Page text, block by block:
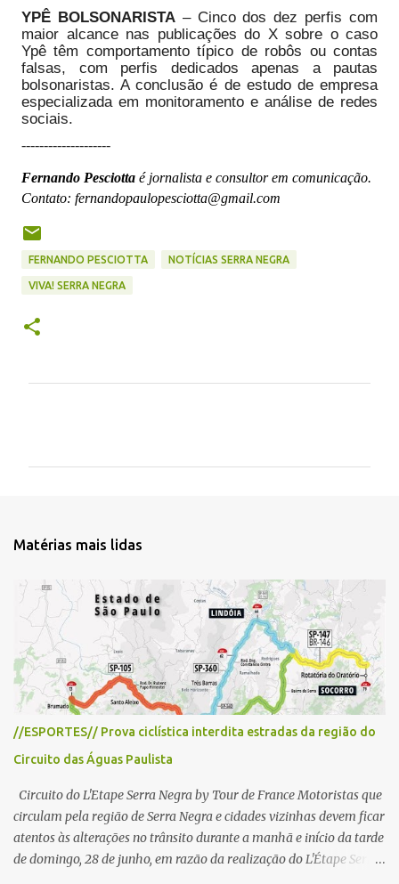
YPÊ BOLSONARISTA – Cinco dos dez perfis com
maior alcance nas publicações do X sobre o caso
Ypê têm comportamento típico de robôs ou contas
falsas, com perfis dedicados apenas a pautas
bolsonaristas. A conclusão é de estudo de empresa
especializada em monitoramento e análise de redes
sociais.
--------------------
Fernando Pesciotta é jornalista e consultor em comunicação.
Contato: fernandopaulopesciotta@gmail.com
FERNANDO PESCIOTTA NOTÍCIAS SERRA NEGRA
VIVA! SERRA NEGRA
t
i
s
Matérias mais lidas
//ESPORTES// Prova ciclística interdita estradas da região do
Circuito das Águas Paulista
Circuito do L'Etape Serra Negra by Tour de France Motoristas que
circulam pela região de Serra Negra e cidades vizinhas devem ficar
atentos às alterações no trânsito durante a manhã e início da tarde
de domingo, 28 de junho, em razão da realização do L'Étape Serra